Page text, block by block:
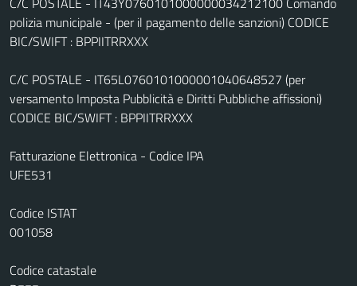
polizia municipale - (per il pagamento delle sanzioni) CODICE
BIC/SWIFT : BPPIITRRXXX
C/C POSTALE - IT65L0760101000001040648527 (per
versamento Imposta Pubblicità e Diritti Pubbliche affissioni)
CODICE BIC/SWIFT : BPPIITRRXXX
Fatturazione Elettronica - Codice IPA
UFE531
Codice ISTAT
001058
Codice catastale